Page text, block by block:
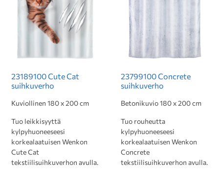
23189100 Cute Cat
suihkuverho
Kuviollinen 180 x 200 cm
Tuo leikkisyyttä
kylpyhuoneeseesi
korkealaatuisen Wenkon
Cute Cat
tekstiilisuihkuverhon avulla.
23799100 Concrete
suihkuverho
Betonikuvio 180 x 200 cm
Tuo rouheutta
kylpyhuoneeseesi
korkealaatuisen Wenkon
Concrete
tekstiilisuihkuverhon avulla.